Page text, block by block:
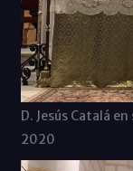
D. Jesús Catalá
2020